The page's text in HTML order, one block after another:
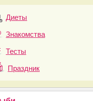
Диеты
Знакомства
Тесты
Праздник